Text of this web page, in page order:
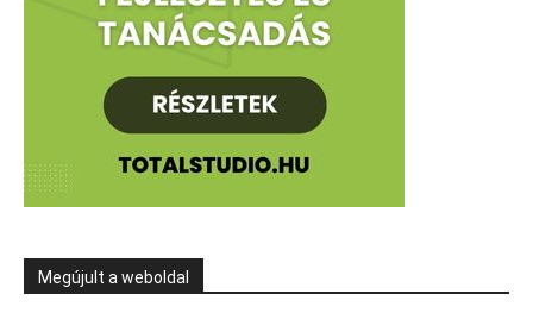
Megújult a weboldal